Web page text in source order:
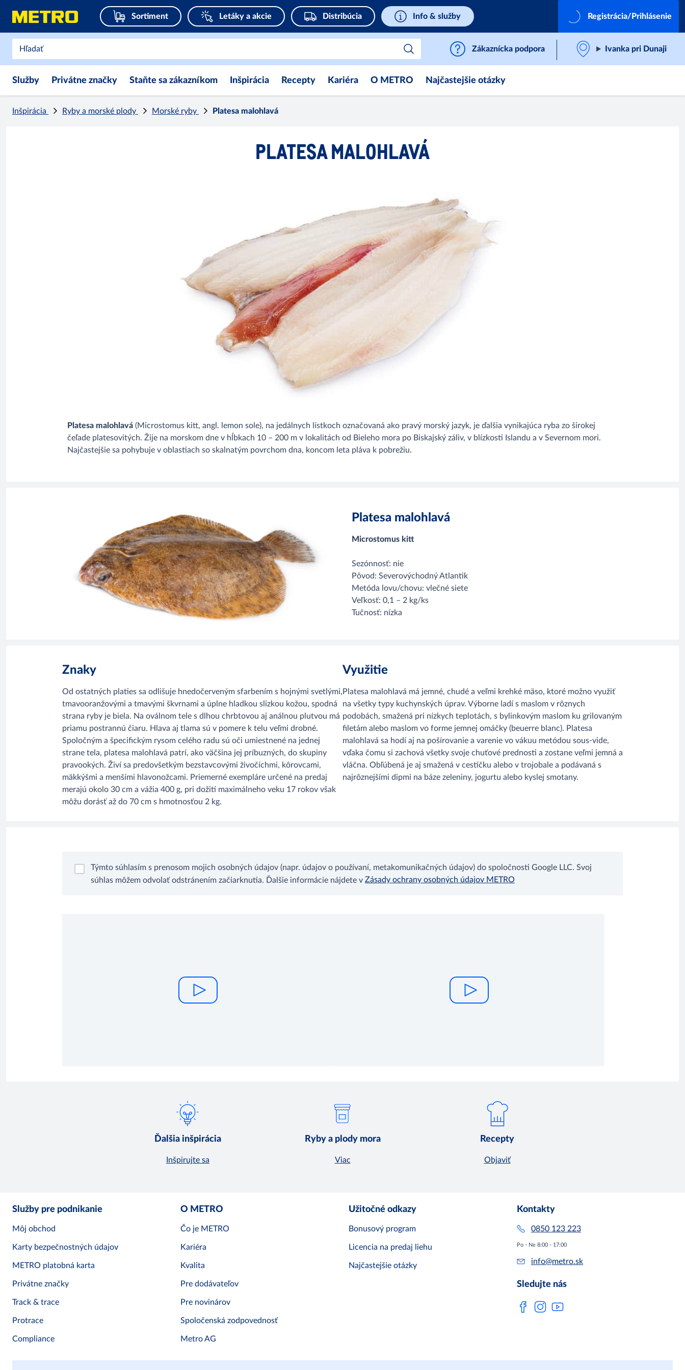
Sortiment Letáky a akcie Distribúcia Info & služby Registrácia/Prihlásenie
Zákaznícka podpora Ivanka pri Dunaji
Služby Privátne značky Staňte sa zákazníkom Inšpirácia Recepty Kariéra O METRO Najčastejšie otázky
Inšpirácia Ryby a morské plody Morské ryby Platesa malohlavá
PLATESA MALOHLAVÁ
Platesa malohlavá (Microstomus kitt, angl. lemon sole), na jedálnych lístkoch označovaná ako pravý morský jazyk, je ďalšia vynikajúca ryba zo širokej
čeľade platesovitých. Žije na morskom dne v hĺbkach 10 – 200 m v lokalitách od Bieleho mora po Biskajský záliv, v blízkosti Islandu a v Severnom mori.
Najčastejšie sa pohybuje v oblastiach so skalnatým povrchom dna, koncom leta pláva k pobrežiu.
Platesa malohlavá
Microstomus kitt
Sezónnosť: nie
Pôvod: Severovýchodný Atlantik
Metóda lovu/chovu: vlečné siete
Veľkosť: 0,1 – 2 kg/ks
Tučnosť: nízka
Znaky
Od ostatných platies sa odlišuje hnedočerveným sfarbením s hojnými svetlými,
tmavooranžovými a tmavými škvrnami a úplne hladkou slizkou kožou, spodná
strana ryby je biela. Na oválnom tele s dlhou chrbtovou aj análnou plutvou má
priamu postrannú čiaru. Hlava aj tlama sú v pomere k telu veľmi drobné.
Spoločným a špecifickým rysom celého radu sú oči umiestnené na jednej
strane tela, platesa malohlavá patrí, ako väčšina jej príbuzných, do skupiny
pravookých. Živí sa predovšetkým bezstavcovými živočíchmi, kôrovcami,
mäkkýšmi a menšími hlavonožcami. Priemerné exempláre určené na predaj
merajú okolo 30 cm a vážia 400 g, pri dožití maximálneho veku 17 rokov však
môžu dorásť až do 70 cm s hmotnosťou 2 kg.
Využitie
Platesa malohlavá má jemné, chudé a veľmi krehké mäso, ktoré možno využiť
na všetky typy kuchynských úprav. Výborne ladí s maslom v rôznych
podobách, smažená pri nízkych teplotách, s bylinkovým maslom ku grilovaným
filetám alebo maslom vo forme jemnej omáčky (beuerre blanc). Platesa
malohlavá sa hodí aj na pošírovanie a varenie vo vákuu metódou sous-vide,
vďaka čomu si zachová všetky svoje chuťové prednosti a zostane veľmi jemná a
vláčna. Obľúbená je aj smažená v cestíčku alebo v trojobale a podávaná s
najrôznejšími dipmi na báze zeleniny, jogurtu alebo kyslej smotany.
Týmto súhlasím s prenosom mojich osobných údajov (napr. údajov o používaní, metakomunikačných údajov) do spoločnosti Google LLC. Svoj
súhlas môžem odvolať odstránením začiarknutia. Ďalšie informácie nájdete v Zásady ochrany osobných údajov METRO
Ďalšia inšpirácia
Inšpirujte sa
Ryby a plody mora
Viac
Recepty
Objaviť
Služby pre podnikanie
Môj obchod
Karty bezpečnostných údajov
METRO platobná karta
Privátne značky
Track & trace
Protrace
Compliance
O METRO
Čo je METRO
Kariéra
Kvalita
Pre dodávateľov
Pre novinárov
Spoločenská zodpovednosť
Metro AG
Užitočné odkazy
Bonusový program
Licencia na predaj liehu
Najčastejšie otázky
Kontakty
0850 123 223
Po - Ne 8:00 - 17:00
info@metro.sk
Sledujte nás